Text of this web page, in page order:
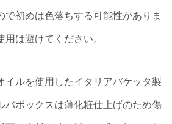
初めは色落ちする可能性がありま
は避けてください。
イルを使用したイタリアバケッタ製
バボックスは薄化粧仕上げのため傷